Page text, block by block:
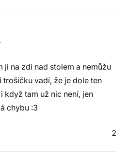
ji na zdi nad stolem a nemůžu
trošičku vadí, že je dole ten
když tam už nic není, jen
chybu :3
2